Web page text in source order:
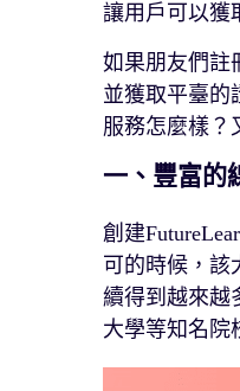
讓用戶可以獲
如果朋友們註
並獲取平臺的
服務怎麼樣？
一、豐富的
創建
可的時候，該
續得到越來越
大學等知名院